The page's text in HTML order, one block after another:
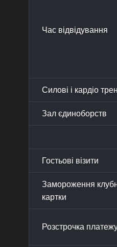
Час відвідування
Силові і кардіо
Зал єдиноборств
Гостьові візити
Замороження
картки
Розстрочка